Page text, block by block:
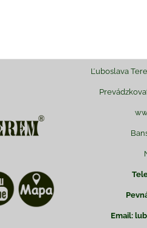
Ľuboslava
Email: